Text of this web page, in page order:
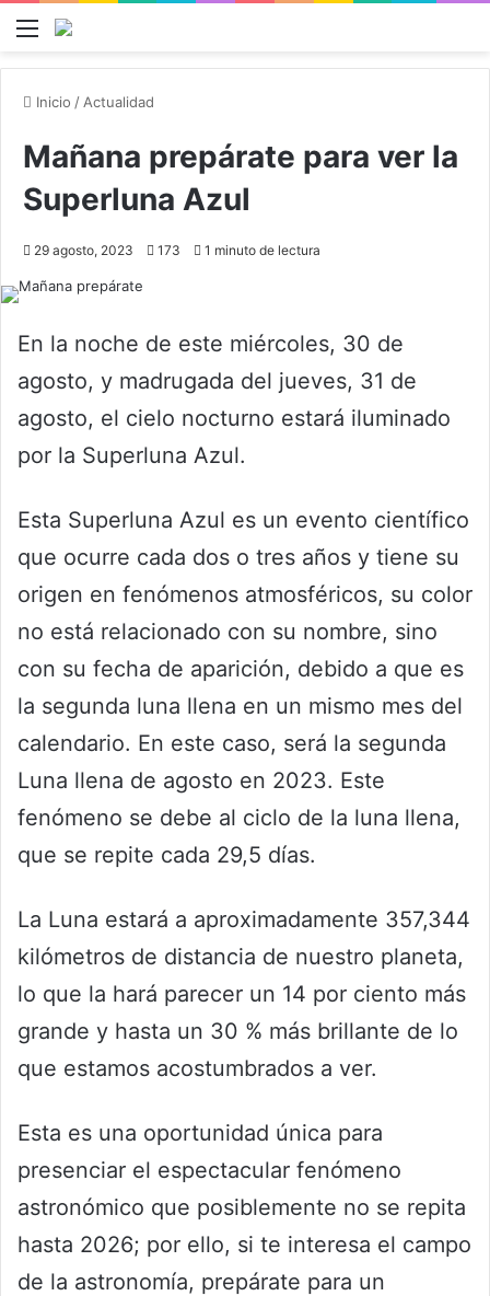
Menú
Inicio / Actualidad
Mañana prepárate para ver la
Superluna Azul
29 agosto, 2023 173 1 minuto de lectura
En la noche de este miércoles, 30 de
agosto, y madrugada del jueves, 31 de
agosto, el cielo nocturno estará iluminado
por la Superluna Azul.
Esta Superluna Azul es un evento científico
que ocurre cada dos o tres años y tiene su
origen en fenómenos atmosféricos, su color
no está relacionado con su nombre, sino
con su fecha de aparición, debido a que es
la segunda luna llena en un mismo mes del
calendario. En este caso, será la segunda
Luna llena de agosto en 2023. Este
fenómeno se debe al ciclo de la luna llena,
que se repite cada 29,5 días.
La Luna estará a aproximadamente 357,344
kilómetros de distancia de nuestro planeta,
lo que la hará parecer un 14 por ciento más
grande y hasta un 30 % más brillante de lo
que estamos acostumbrados a ver.
Esta es una oportunidad única para
presenciar el espectacular fenómeno
astronómico que posiblemente no se repita
hasta 2026; por ello, si te interesa el campo
de la astronomía, prepárate para un